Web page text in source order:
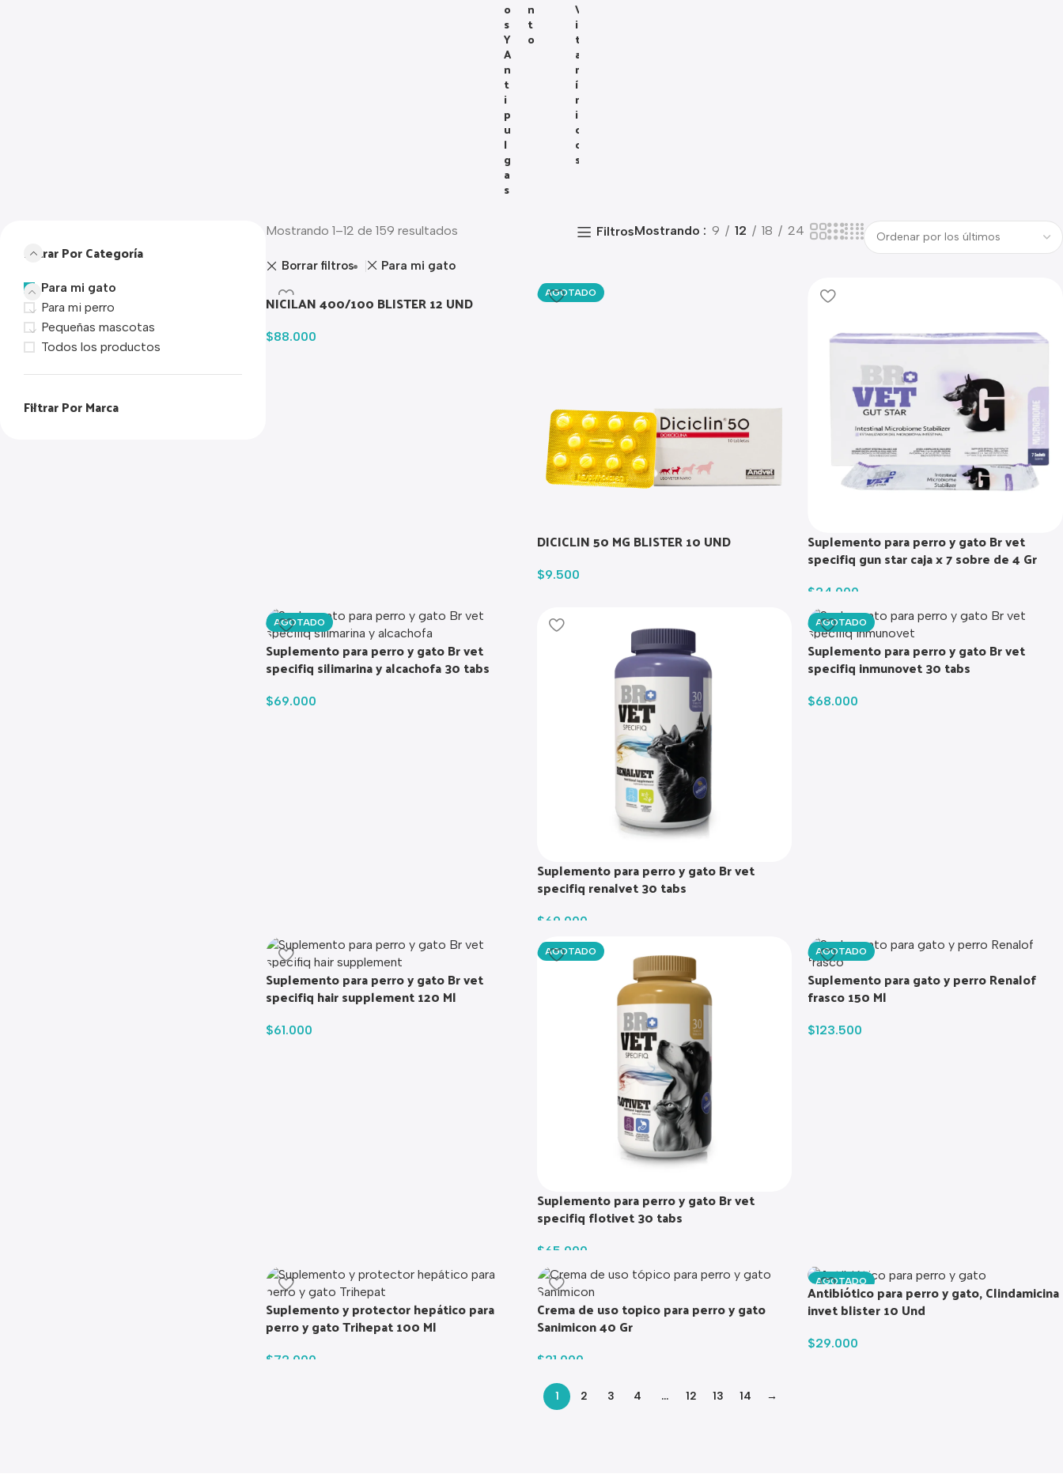
O
S
Y
A
N
T
I
P
U
L
G
A
S
N
T
O
V
I
T
A
M
Í
N
I
C
O
S
Filtrar Por Categoría
Para mi gato
Para mi perro
Pequeñas mascotas
Todos los productos
Filtrar Por Marca
Mostrando 1–12 de 159 resultados FiltrosMostrando 9 12 18 24
Borrar filtros Para mi gato
NICILAN 400/100 BLISTER 12 UND
$88.000
AGOTADO
DICICLIN 50 MG BLISTER 10 UND
$9.500
Suplemento para perro y gato Br vet
specifiq gun star caja x 7 sobre de 4 Gr
$24.000
AGOTADO
Suplemento para perro y gato Br vet
specifiq silimarina y alcachofa 30 tabs
$69.000
Suplemento para perro y gato Br vet
specifiq renalvet 30 tabs
$69.000
AGOTADO
Suplemento para perro y gato Br vet
specifiq inmunovet 30 tabs
$68.000
Suplemento para perro y gato Br vet
specifiq hair supplement 120 Ml
$61.000
AGOTADO
Suplemento para perro y gato Br vet
specifiq flotivet 30 tabs
$65.000
AGOTADO
Suplemento para gato y perro Renalof
frasco 150 Ml
$123.500
Suplemento y protector hepático para
perro y gato Trihepat 100 Ml
$72.000
Crema de uso topico para perro y gato
Sanimicon 40 Gr
$21.000
AGOTADO
Antibiótico para perro y gato, Clindamicina
invet blister 10 Und
$29.000
1 2 3 4 … 12 13 14 →